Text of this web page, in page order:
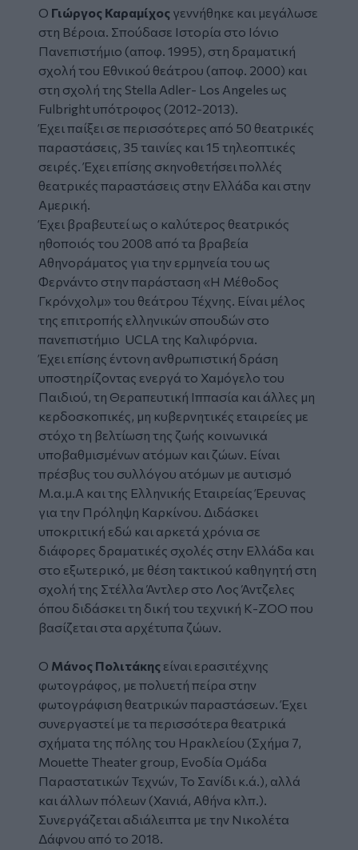
Ο Γιώργος Καραμίχος γεννήθηκε και μεγάλωσε
στη Βέροια. Σπούδασε Ιστορία στο Ιόνιο
Πανεπιστήμιο (αποφ. 1995), στη δραματική
σχολή του Εθνικού θεάτρου (αποφ. 2000) και
στη σχολή της Stella Adler- Los Angeles ως
Fulbright υπότροφος (2012-2013).
Έχει παίξει σε περισσότερες από 50 θεατρικές
παραστάσεις, 35 ταινίες και 15 τηλεοπτικές
σειρές. Έχει επίσης σκηνοθετήσει πολλές
θεατρικές παραστάσεις στην Ελλάδα και στην
Αμερική.
Έχει βραβευτεί ως ο καλύτερος θεατρικός
ηθοποιός του 2008 από τα βραβεία
Αθηνοράματος για την ερμηνεία του ως
Φερνάντο στην παράσταση «Η Μέθοδος
Γκρόνχολμ» του θεάτρου Τέχνης. Είναι μέλος
της επιτροπής ελληνικών σπουδών στο
πανεπιστήμιο UCLA της Καλιφόρνια.
Έχει επίσης έντονη ανθρωπιστική δράση
υποστηρίζοντας ενεργά το Χαμόγελο του
Παιδιού, τη Θεραπευτική Ιππασία και άλλες μη
κερδοσκοπικές, μη κυβερνητικές εταιρείες με
στόχο τη βελτίωση της ζωής κοινωνικά
υποβαθμισμένων ατόμων και ζώων. Είναι
πρέσβυς του συλλόγου ατόμων με αυτισμό
Μ.α.μ.Α και της Ελληνικής Εταιρείας Έρευνας
για την Πρόληψη Καρκίνου. Διδάσκει
υποκριτική εδώ και αρκετά χρόνια σε
διάφορες δραματικές σχολές στην Ελλάδα και
στο εξωτερικό, με θέση τακτικού καθηγητή στη
σχολή της Στέλλα Άντλερ στο Λος Άντζελες
όπου διδάσκει τη δική του τεχνική Κ-ΖΟΟ που
βασίζεται στα αρχέτυπα ζώων.
Ο Μάνος Πολιτάκης είναι ερασιτέχνης
φωτογράφος, με πολυετή πείρα στην
φωτογράφιση θεατρικών παραστάσεων. Έχει
συνεργαστεί με τα περισσότερα θεατρικά
σχήματα της πόλης του Ηρακλείου (Σχήμα 7,
Μouette Theater group, Ενοδία Ομάδα
Παραστατικών Τεχνών, Το Σανίδι κ.ά.), αλλά
και άλλων πόλεων (Χανιά, Αθήνα κλπ.).
Συνεργάζεται αδιάλειπτα με την Νικολέτα
Δάφνου από το 2018.